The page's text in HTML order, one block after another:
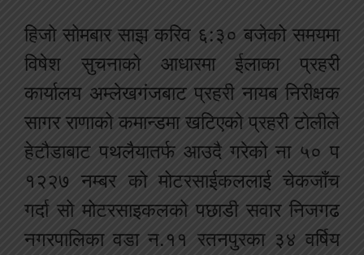
हिजो सोमबार साझ करिव ६:३० बजेको समयमा
विषेश सुचनाको आधारमा ईलाका प्रहरी
कार्यालय अम्लेखगंजबाट प्रहरी नायब निरीक्षक
सागर राणाको कमान्डमा खटिएको प्रहरी टोलीले
हेटौडाबाट पथलैयातर्फ आउदै गरेको ना ५० प
१२२७ नम्बर को मोटरसाईकललाई चेकजाँच
गर्दा सो मोटरसाइकलको पछाडी सवार निजगढ
नगरपालिका वडा न.११ रतनपुरका ३४ वर्षिय